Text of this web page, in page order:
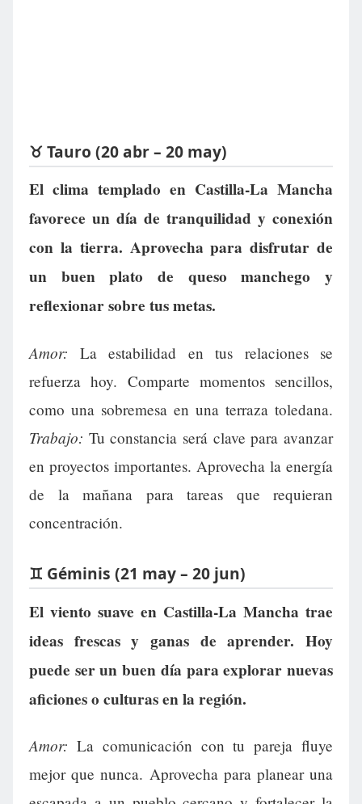
♉ Tauro (20 abr – 20 may)
El clima templado en Castilla-La Mancha
favorece un día de tranquilidad y conexión
con la tierra. Aprovecha para disfrutar de
un buen plato de queso manchego y
reflexionar sobre tus metas.
Amor: La estabilidad en tus relaciones se
refuerza hoy. Comparte momentos sencillos,
como una sobremesa en una terraza toledana.
Trabajo: Tu constancia será clave para avanzar
en proyectos importantes. Aprovecha la energía
de la mañana para tareas que requieran
concentración.
♊ Géminis (21 may – 20 jun)
El viento suave en Castilla-La Mancha trae
ideas frescas y ganas de aprender. Hoy
puede ser un buen día para explorar nuevas
aficiones o culturas en la región.
Amor: La comunicación con tu pareja fluye
mejor que nunca. Aprovecha para planear una